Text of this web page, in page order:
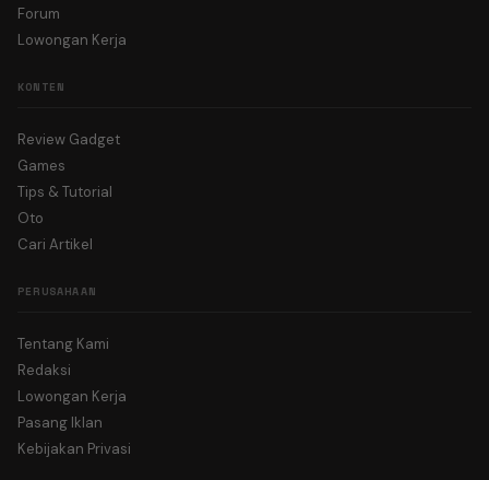
Forum
Lowongan Kerja
KONTEN
Review Gadget
Games
Tips & Tutorial
Oto
Cari Artikel
PERUSAHAAN
Tentang Kami
Redaksi
Lowongan Kerja
Pasang Iklan
Kebijakan Privasi